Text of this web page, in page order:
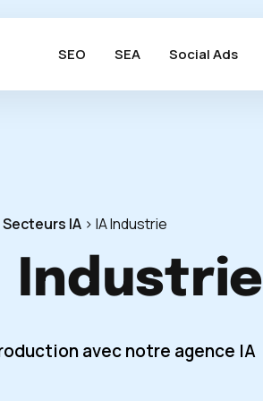
SEO SEA Social Ads
Secteurs IA > IA Industrie
Industrie
avec notre agence IA